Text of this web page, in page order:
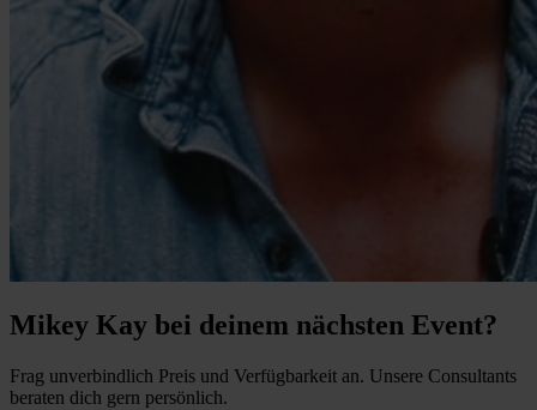
Mikey Kay bei deinem nächsten Event?
Frag unverbindlich Preis und Verfügbarkeit an. Unsere Consultants
beraten dich gern persönlich.